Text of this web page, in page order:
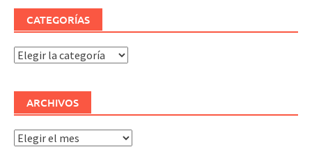
CATEGORÍAS
Categorías
ARCHIVOS
Archivos